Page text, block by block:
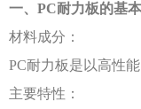
一、 PC耐力板的基
材料成分：
PC耐力板是以高性
主要特性：